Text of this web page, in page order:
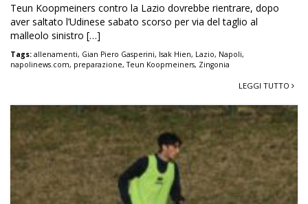
Teun Koopmeiners contro la Lazio dovrebbe rientrare, dopo
aver saltato l’Udinese sabato scorso per via del taglio al
malleolo sinistro […]
Tags: allenamenti, Gian Piero Gasperini, Isak Hien, Lazio, Napoli,
napolinews.com, preparazione,Teun Koopmeiners, Zingonia
LEGGI TUTTO